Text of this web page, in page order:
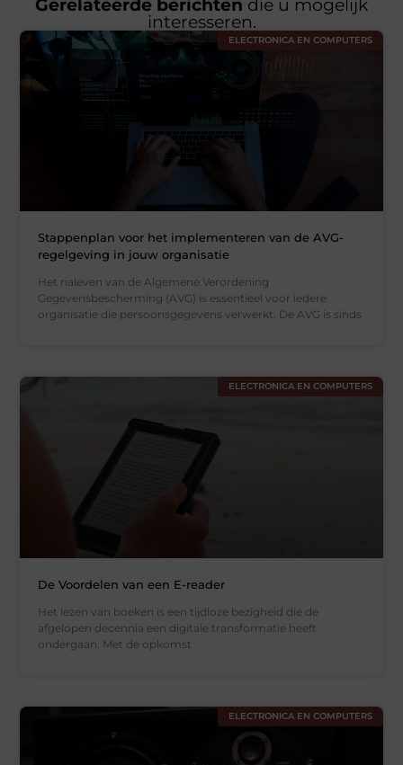
Gerelateerde berichten die u mogelijk
interesseren.
ELECTRONICA EN COMPUTERS
Stappenplan voor het implementeren van de AVG-
regelgeving in jouw organisatie
Het naleven van de Algemene Verordening
Gegevensbescherming (AVG) is essentieel voor iedere
organisatie die persoonsgegevens verwerkt. De AVG is sinds
ELECTRONICA EN COMPUTERS
De Voordelen van een E-reader
Het lezen van boeken is een tijdloze bezigheid die de
afgelopen decennia een digitale transformatie heeft
ondergaan. Met de opkomst
ELECTRONICA EN COMPUTERS